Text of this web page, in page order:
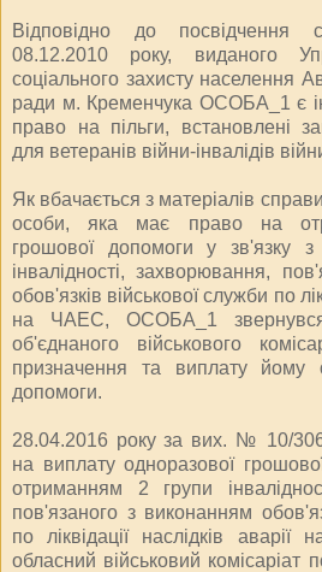
Відповідно до
08.12.2010 року, виданого
соціального захисту населення
ради м. Кременчука ОСОБА_1 є
право на пільги, встановлені
для ветеранів війни-інвалідів
Як вбачається з матеріалів
особи, яка має право на
грошової допомоги у зв'язку
інвалідності, захворювання,
обов'язків військової служби по
на ЧАЕС, ОСОБА_1 звернувся
об'єднаного військового
призначення та виплату йому
допомоги.
28.04.2016 року за вих. № 10/
на виплату одноразової
отриманням 2 групи
пов'язаного з виконанням
по ліквідації наслідків
обласний військовий комісаріат